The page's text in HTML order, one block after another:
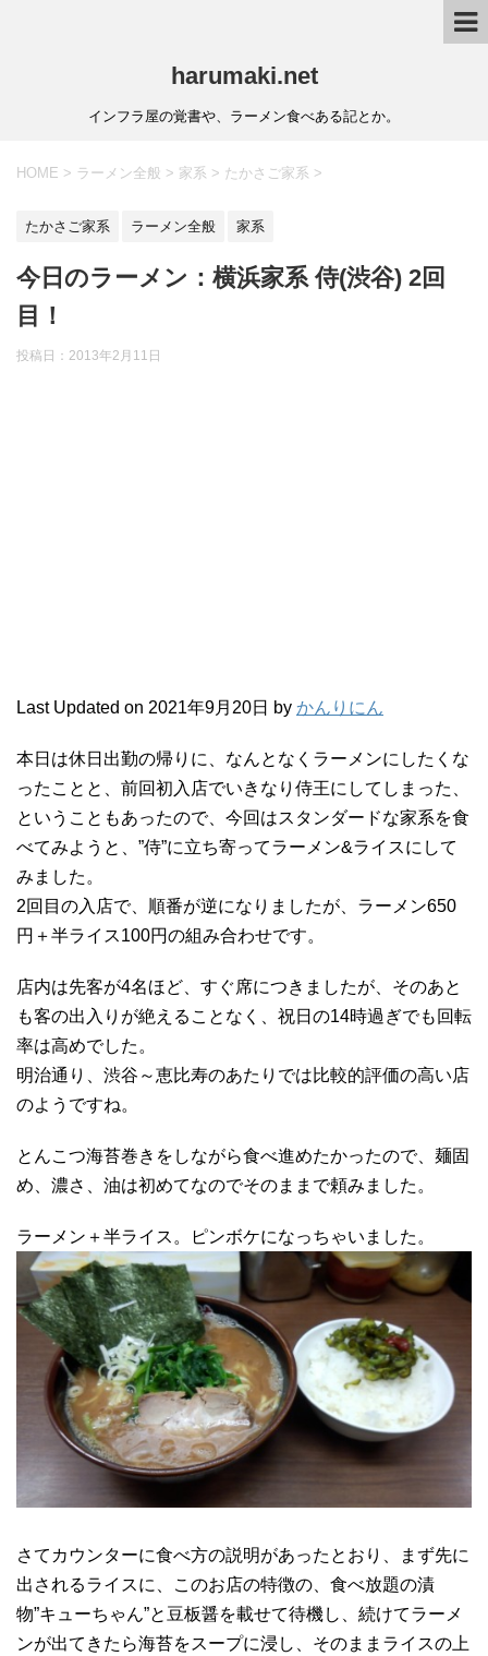
harumaki.net
インフラ屋の覚書や、ラーメン食べある記とか。
HOME > ラーメン全般 > 家系 > たかさご家系 >
たかさご家系 ラーメン全般 家系
今日のラーメン：横浜家系 侍(渋谷) 2回
目！
投稿日：2013年2月11日
Last Updated on 2021年9月20日 by かんりにん
本日は休日出勤の帰りに、なんとなくラーメンにしたくな
ったことと、前回初入店でいきなり侍王にしてしまった、
ということもあったので、今回はスタンダードな家系を食
べてみようと、”侍”に立ち寄ってラーメン&ライスにして
みました。
2回目の入店で、順番が逆になりましたが、ラーメン650
円＋半ライス100円の組み合わせです。
店内は先客が4名ほど、すぐ席につきましたが、そのあと
も客の出入りが絶えることなく、祝日の14時過ぎでも回転
率は高めでした。
明治通り、渋谷～恵比寿のあたりでは比較的評価の高い店
のようですね。
とんこつ海苔巻きをしながら食べ進めたかったので、麺固
め、濃さ、油は初めてなのでそのままで頼みました。
ラーメン＋半ライス。ピンボケになっちゃいました。
さてカウンターに食べ方の説明があったとおり、まず先に
出されるライスに、このお店の特徴の、食べ放題の漬
物”キューちゃん”と豆板醤を載せて待機し、続けてラーメ
ンが出てきたら海苔をスープに浸し、そのままライスの上